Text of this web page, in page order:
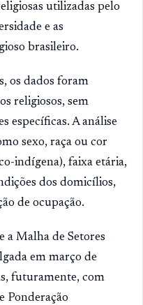
utilizadas pelo
e as
brasileiro.
os dados foram
religiosos, sem
específicas. A análise
sexo, raça ou cor
indígena), faixa etária,
dos domicílios,
de ocupação.
a Malha de Setores
em março de
futuramente, com
Ponderação